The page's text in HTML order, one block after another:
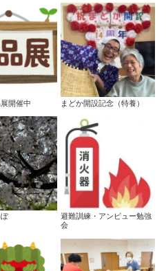
開催中 まどか開設記念（特養）
避難訓練・アンビュー勉強
会